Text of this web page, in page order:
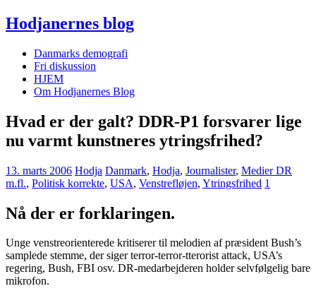
Hodjanernes blog
Danmarks demografi
Fri diskussion
HJEM
Om Hodjanernes Blog
Hvad er der galt? DDR-P1 forsvarer lige
nu varmt kunstneres ytringsfrihed?
13. marts 2006 Hodja Danmark, Hodja, Journalister, Medier DR
m.fl., Politisk korrekte, USA, Venstrefløjen, Ytringsfrihed 1
Nå der er forklaringen.
Unge venstreorienterede kritiserer til melodien af præsident Bush’s
samplede stemme, der siger terror-terror-tterorist attack, USA’s
regering, Bush, FBI osv. DR-medarbejderen holder selvfølgelig bare
mikrofon.